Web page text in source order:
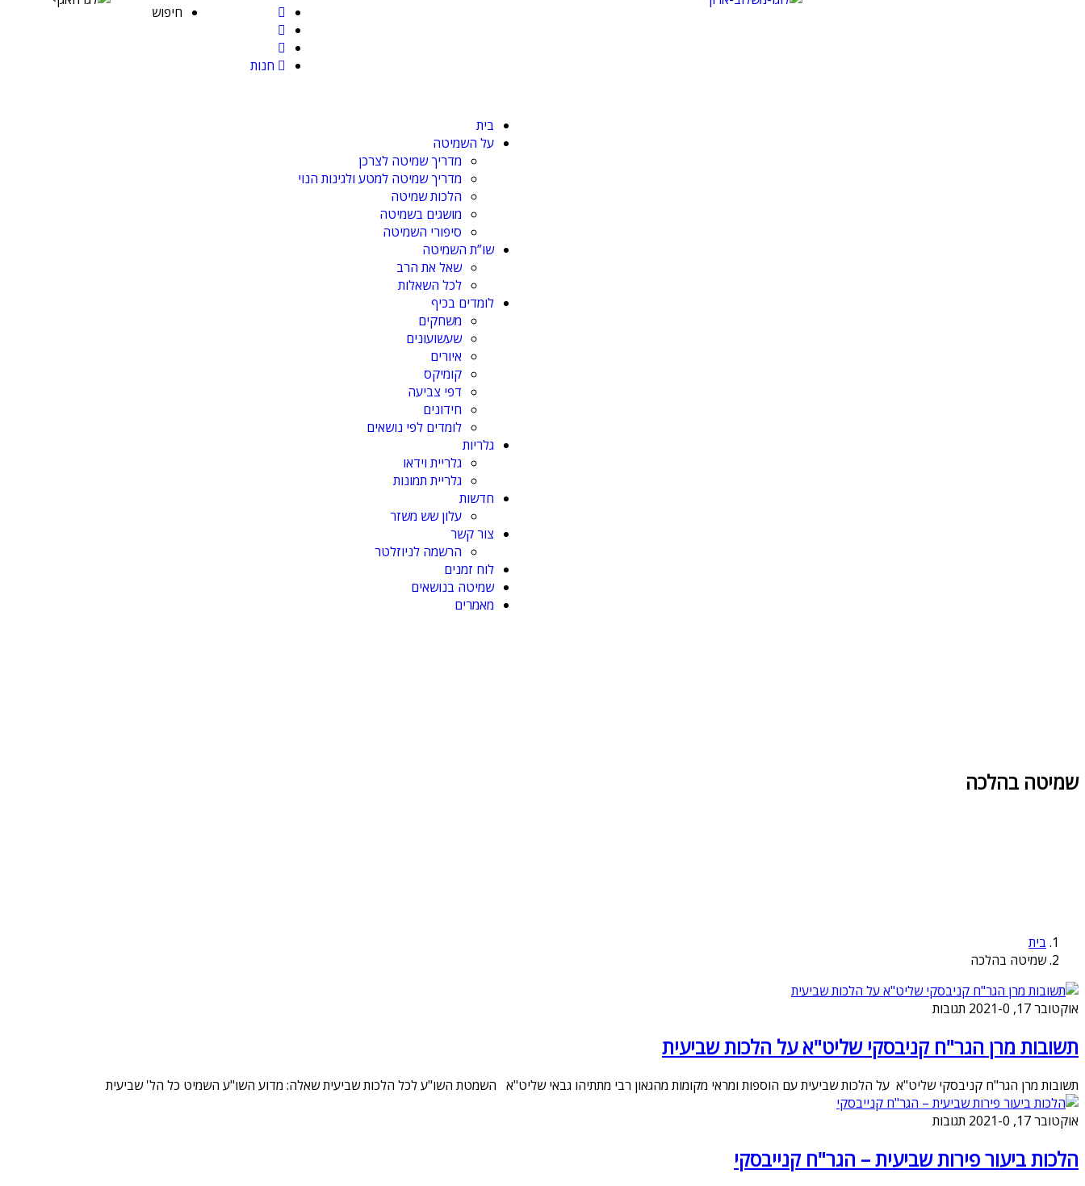
חנות
חיפוש
בית
על השמיטה
מדריך שמיטה לצרכן
מדריך שמיטה למטע ולגינות הנוי
הלכות שמיטה
מושגים בשמיטה
סיפורי השמיטה
שו”ת השמיטה
שאל את הרב
לכל השאלות
לומדים בכיף
משחקים
שעשועונים
איורים
קומיקס
דפי צביעה
חידונים
לומדים לפי נושאים
גלריות
גלריית וידאו
גלריית תמונות
חדשות
עלון שש משזר
צור קשר
הרשמה לניוזלטר
לוח זמנים
שמיטה בנושאים
מאמרים
שמיטה בהלכה
בית
שמיטה בהלכה
אוקטובר 17, 2021 -0 תגובות
תשובות מרן הגר"ח קניבסקי שליט"א על הלכות שביעית
תשובות מרן הגר"ח קניבסקי שליט"א על הלכות שביעית עם הוספות ומראי מקומות מהגאון רבי מתתיהו גבאי שליט"א השמטת השו"ע לכל הלכות שביעית שאלה: מדוע השו"ע השמיט כל הל' שביעית
אוקטובר 17, 2021
-0 תגובות
הלכות ביעור פירות שביעית – הגר"ח קנייבסקי